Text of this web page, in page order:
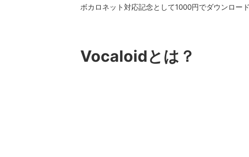
ボカロネット対応記念として1000円でダウンロー
Vocaloidとは？